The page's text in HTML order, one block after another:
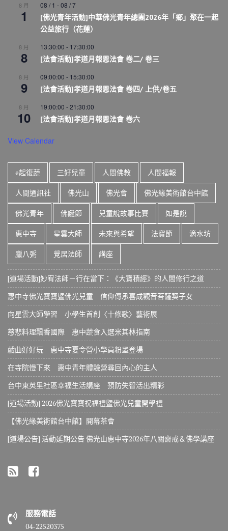
8 月
1
08 / 1 -08 / 7
[佛光青年活動]中華佛光青年總團2026年「鄉」聚在一起
公益旅行（花蓮）
8 月
8
13:30:00 - 17:30:00
[法會活動]孝道月報恩法會 卷二/ 卷三
8 月
9
09:00:00 - 15:30:00
[法會活動]孝道月報恩法會 卷四/ 上供/卷五
8 月
10
19:00:00 -21:30:00
[法會活動]孝道月報恩法會 卷六
View Calendar
e起復蔬 三好兒童 人間佛教 人間福報
人間通訊社 佛光山 佛光會 佛光緣美術館台中館
佛光青年 佛誕節 兒童說故事比賽 如是說
惠中寺 星雲大師 未來與希望 法寶節 滴水坊
臘八粥 覺居法師 講座
[道場活動]妙宥法師－行在當下：《大寶積經》的人間修行之道
惠中寺佛光寶寶暨佛光兒童 信仰傳承喜成觀音菩薩契子女
向星雲大師學習 小學生首創〈十修歌〉藝術展
慈悲料理飄香國際 惠中蔬食入選米其林指南
戲曲好好玩 惠中寺夏令營小學員粉墨登場
在寺院慢下來 惠中青年體驗營尋回內心的主人
台中東英里社區幸福生活講座 預防失智活出精彩
[道場活動] 2026佛光寶寶祝福禮暨佛光兒童開學禮
【佛光緣美術館台中館】開幕茶會
[道場公告] 活動延期公告 佛光山惠中寺2026年八關齋戒＆佛學講座
服務電話
04-22520375